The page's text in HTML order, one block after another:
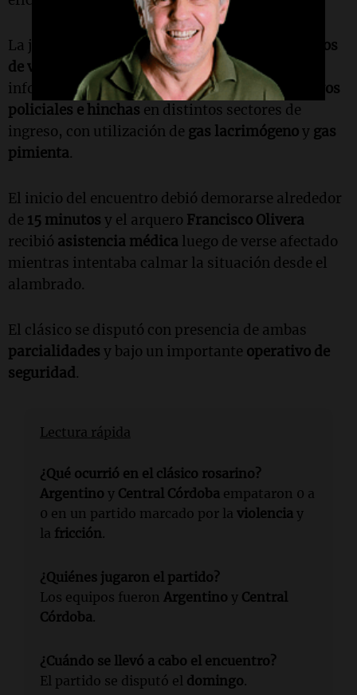
La jornada estuvo atravesada además por
hechos
de violencia
en los accesos al estadio. Según se
informó, se registraronincidentes entre efectivos
policiales e hinchas en distintos sectores de
ingreso, con utilización de gas lacrimógenoy gas
pimienta.
El inicio del encuentro debió demorarse alrededor
de 15 minutos y el arquero Francisco Olivera
recibió asistencia médica luego de verse afectado
mientras intentaba calmar la situación desde el
alambrado.
El clásico se disputó con presencia de ambas
parcialidades y bajo un importante operativo de
seguridad .
Lectura rápida
¿Qué ocurrió en el clásico rosarino?
Argentino y Central Córdoba empataron 0 a
0 en un partido marcado por la violencia y
la fricción.
¿Quiénes jugaron el partido?
Los equipos fueron Argentino y Central
Córdoba.
¿Cuándo se llevó a cabo el encuentro?
El partido se disputó el domingo.